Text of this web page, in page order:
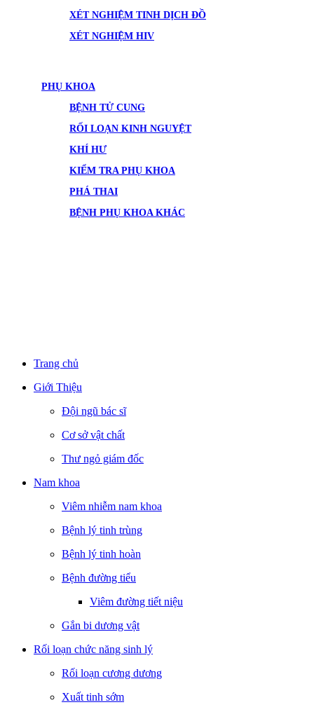
XÉT NGHIỆM TINH DỊCH ĐỒ
XÉT NGHIỆM HIV
PHỤ KHOA
BỆNH TỬ CUNG
RỐI LOẠN KINH NGUYỆT
KHÍ HƯ
KIỂM TRA PHỤ KHOA
PHÁ THAI
BỆNH PHỤ KHOA KHÁC
Trang chủ
Giới Thiệu
Đội ngũ bác sĩ
Cơ sở vật chất
Thư ngỏ giám đốc
Nam khoa
Viêm nhiễm nam khoa
Bệnh lý tinh trùng
Bệnh lý tinh hoàn
Bệnh đường tiểu
Viêm đường tiết niệu
Gắn bi dương vật
Rối loạn chức năng sinh lý
Rối loạn cương dương
Xuất tinh sớm